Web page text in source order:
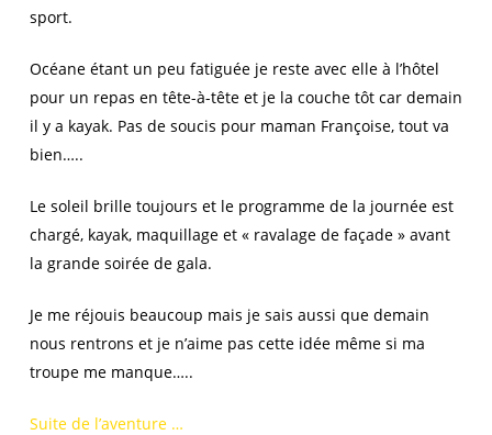
sport.
Océane étant un peu fatiguée je reste avec elle à l’hôtel
pour un repas en tête-à-tête et je la couche tôt car demain
il y a kayak. Pas de soucis pour maman Françoise, tout va
bien…..
Le soleil brille toujours et le programme de la journée est
chargé, kayak, maquillage et « ravalage de façade » avant
la grande soirée de gala.
Je me réjouis beaucoup mais je sais aussi que demain
nous rentrons et je n’aime pas cette idée même si ma
troupe me manque…..
Suite de l’aventure …